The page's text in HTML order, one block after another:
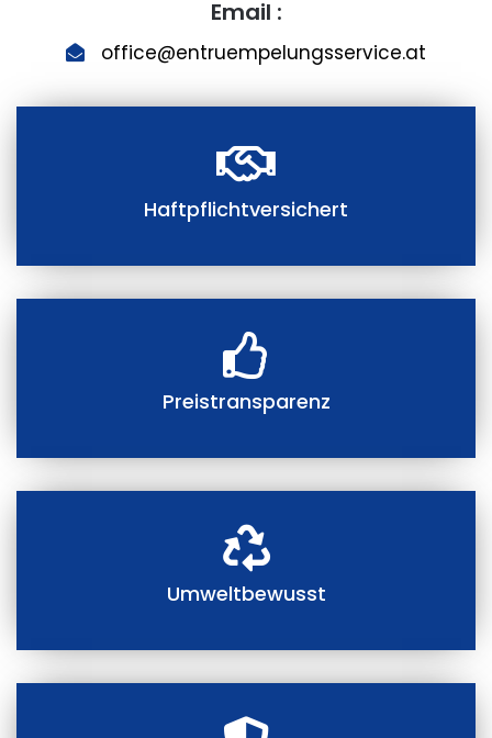
Email :
office@entruempelungsservice.at
Haftpflichtversichert
Preistransparenz
Umweltbewusst